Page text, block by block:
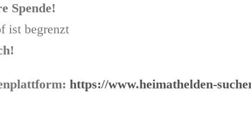
Spende!
ist begrenzt
https://www.heimathelden-